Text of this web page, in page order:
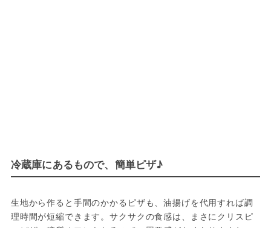
冷蔵庫にあるもので、簡単ピザ♪
生地から作ると手間のかかるピザも、油揚げを代用すれば調
理時間が短縮できます。サクサクの食感は、まさにクリスピ